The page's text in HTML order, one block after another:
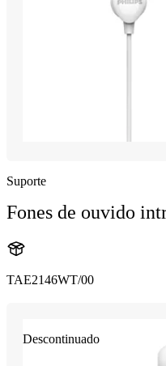
Suporte
Fones de ouvido
TAE2146WT/00
Descontinuado